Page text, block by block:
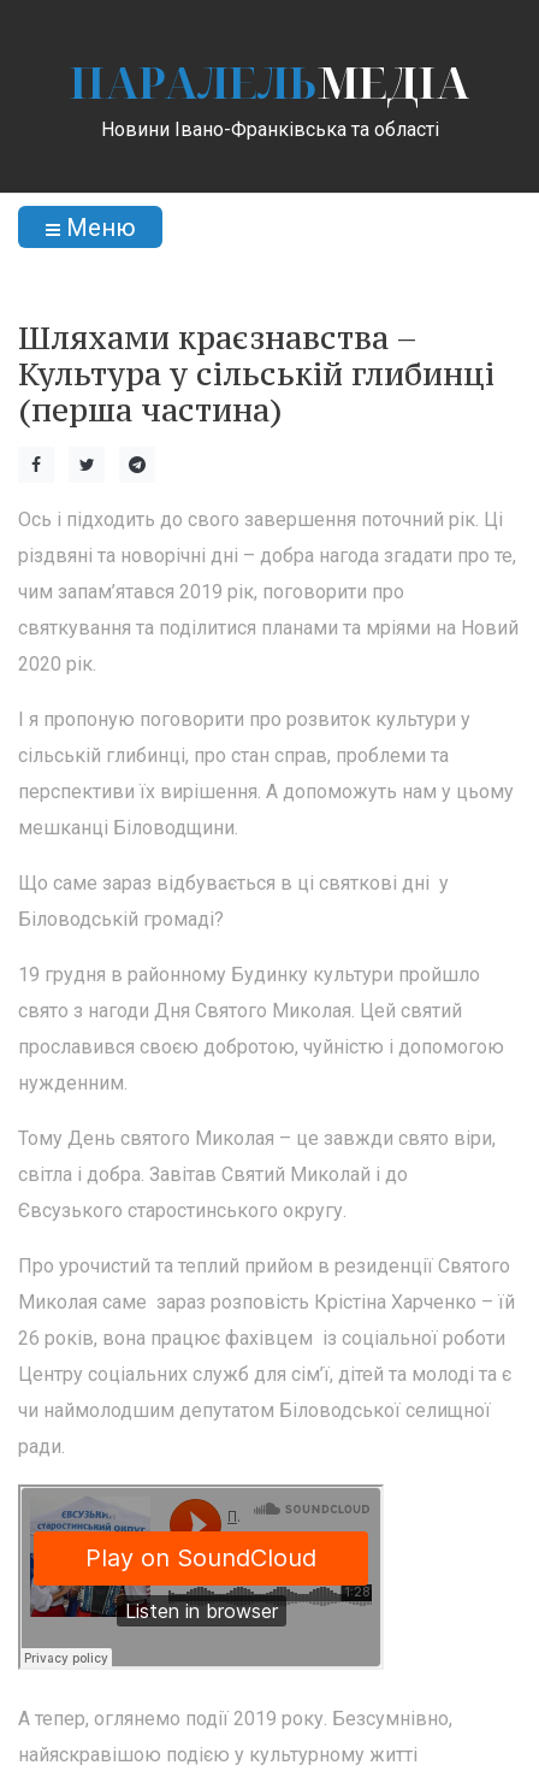
ПАРАЛЕЛЬМЕДІА
Новини Івано-Франківська та області
Меню
Шляхами краєзнавства –
Культура у сільській глибинці
(перша частина)
Ось і підходить до свого завершення поточний рік. Ці
різдвяні та новорічні дні – добра нагода згадати про те,
чим запам’ятався 2019 рік, поговорити про
святкування та поділитися планами та мріями на Новий
2020 рік.
І я пропоную поговорити про розвиток культури у
сільській глибинці, про стан справ, проблеми та
перспективи їх вирішення. А допоможуть нам у цьому
мешканці Біловодщини.
Що саме зараз відбувається в ці святкові дні у
Біловодській громаді?
19 грудня в районному Будинку культури пройшло
свято з нагоди Дня Святого Миколая. Цей святий
прославився своєю добротою, чуйністю і допомогою
нужденним.
Тому День святого Миколая – це завжди свято віри,
світла і добра. Завітав Святий Миколай і до
Євсузького старостинського округу.
Про урочистий та теплий прийом в резиденції Святого
Миколая саме зараз розповість Крістіна Харченко – їй
26 років, вона працює фахівцем із соціальної роботи
Центру соціальних служб для сім’ї, дітей та молоді та є
чи наймолодшим депутатом Біловодської селищної
ради.
А тепер, оглянемо події 2019 року. Безсумнівно,
найяскравішою подією у культурному житті